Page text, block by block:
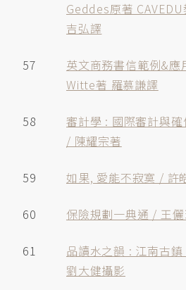
Geddes原著
吉弘譯
57
英文商務書信範例&
Witte著 羅慕謙譯
58
審計學 : 國際審計與
/ 陳耀宗著
59 如果, 愛能不寂寞 / 許
60 保險規劃一典通 / 王
61
品讀水之韻 : 江南古
劉大健攝影